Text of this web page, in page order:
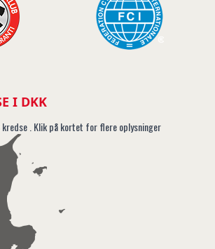
I DKK
kredse . Klik på kortet for flere oplysninger